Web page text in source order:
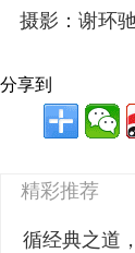
摄影：谢环
分享到
精彩推荐
循经典之道